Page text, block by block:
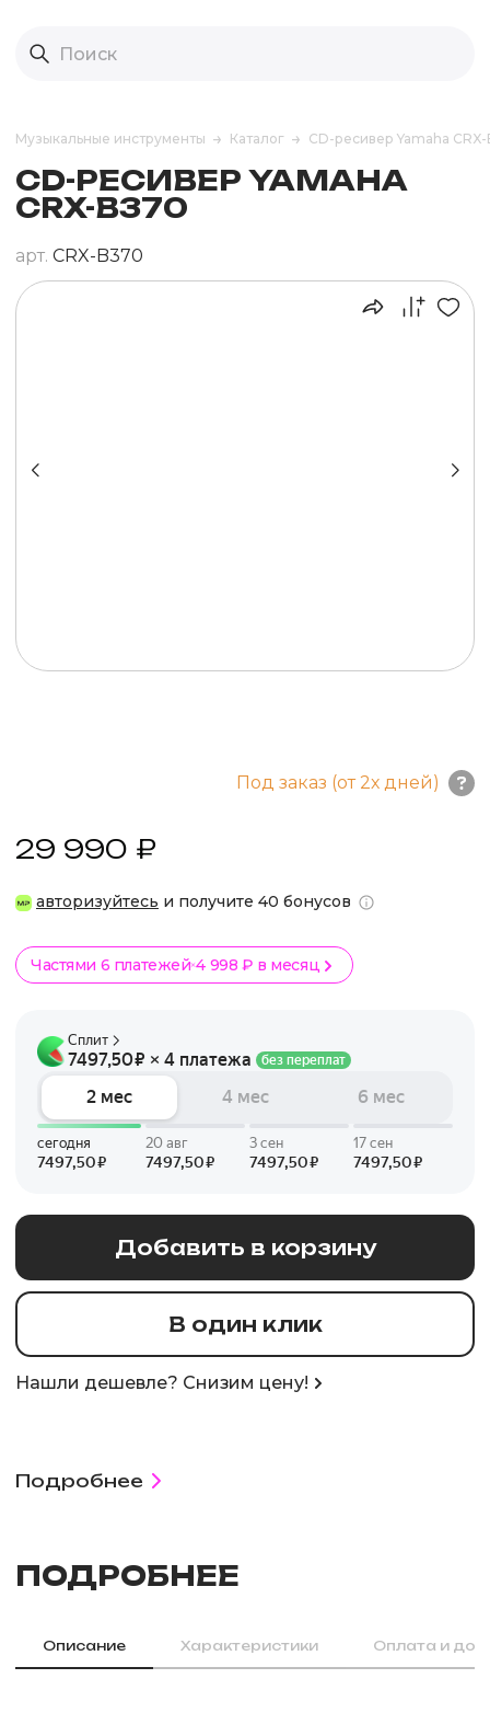
Музыкальные инструменты Каталог CD-ресивер Yamaha
CD-РЕСИВЕР YAMAHA
CRX-B370
арт. CRX-B370
Под заказ (от 2х дней)
29 990 ₽
авторизуйтесь и получите 40 бонусов
Частями 6 платежей 4 998 ₽ в месяц
Добавить в корзину
В один клик
Нашли дешевле? Снизим цену!
Подробнее
ПОДРОБНЕЕ
Описание Характеристики Оплата и